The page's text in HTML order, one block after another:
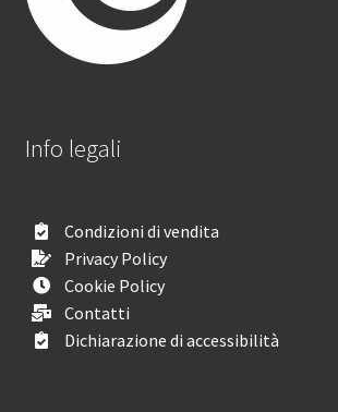
Info legali
Condizioni di vendita
Privacy Policy
Cookie Policy
Contatti
Dichiarazione di accessibilità